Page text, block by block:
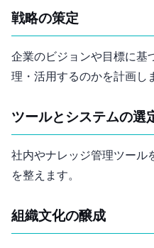
戦略の策定
企業のビジョンや目標に基
理・活用するのかを計画し
ツールとシステムの選
社内Wikiやナレッジ管理ツー
を整えます。
組織文化の醸成